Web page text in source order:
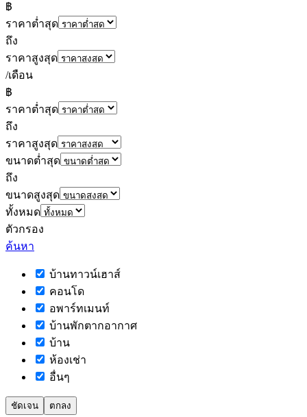
฿
ราคาต่ำสุด
ถึง
ราคาสูงสุด
/เดือน
฿
ราคาต่ำสุด
ถึง
ราคาสูงสุด
ขนาดต่ำสุด
ถึง
ขนาดสูงสุด
ทั้งหมด
ตัวกรอง
ค้นหา
บ้านทาวน์เฮาส์
คอนโด
อพาร์ทเมนท์
บ้านพักตากอากาศ
บ้าน
ห้องเช่า
อื่นๆ
ชัดเจน ตกลง